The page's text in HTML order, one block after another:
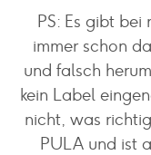
PS: Es gibt
immer schon
und falsch
kein Label
nicht, was
PULA und ist